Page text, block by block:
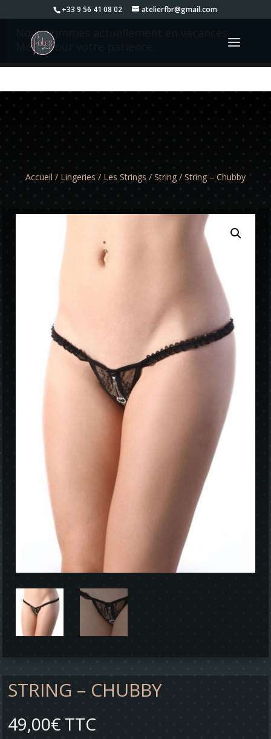
+33 9 56 41 08 02 atelierfbr@gmail.com
Nous sommes actuellement en vacances.
Merci pour votre patience.
Accueil / Lingeries / Les Strings / String / String – Chubby
STRING – CHUBBY
49,00€ TTC